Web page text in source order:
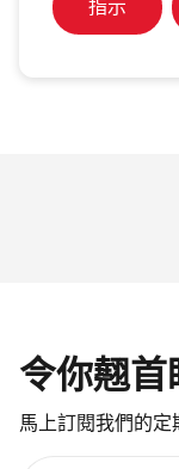
指示
令你翹首
馬上訂閱我們的定